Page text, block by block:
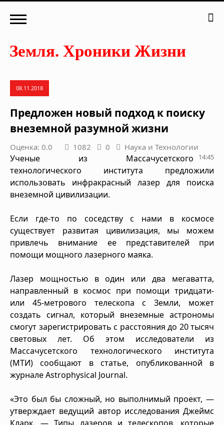
08.11.2018
Предложен новый подход к поиску
внеземной разумной жизни
Оценка: 0.0 1082 0 Наука и Технологии
14:45
Ученые из Массачусетского
технологического института предложили
использовать инфракрасный лазер для поиска
внеземной цивилизации.
Если где-то по соседству с нами в космосе
существует развитая цивилизация, мы можем
привлечь внимание ее представителей при
помощи мощного лазерного маяка.
Лазер мощностью в один или два мегаватта,
направленный в космос при помощи тридцати-
или 45-метрового телескопа с Земли, может
создать сигнал, который внеземные астрономы
смогут зарегистрировать с расстояния до 20 тысяч
световых лет. Об этом исследователи из
Массачусетского технологического института
(МТИ) сообщают в статье, опубликованной в
журнале Astrophysical Journal.
«Это был бы сложный, но выполнимый проект, —
утверждает ведущий автор исследования Джеймс